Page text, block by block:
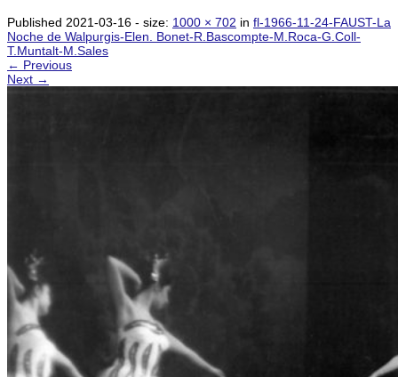
Published 2021-03-16 - size: 1000 × 702 in fl-1966-11-24-FAUST-La
Noche de Walpurgis-Elen. Bonet-R.Bascompte-M.Roca-G.Coll-
T.Muntalt-M.Sales
← Previous
Next →